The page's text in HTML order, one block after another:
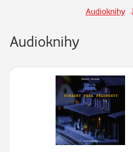
Audioknihy
Audioknihy